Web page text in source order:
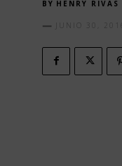
BY HENRY RIVAS
JUNIO 30, 2016